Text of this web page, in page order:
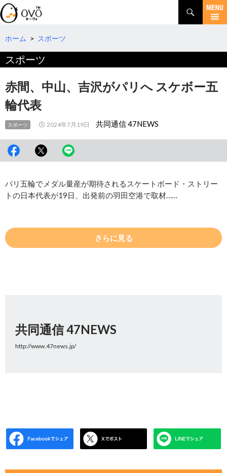
検
索
コ
テ
へ
動
ホーム > スポーツ
スポーツ
赤間、中山、吉沢がパリへ スケボー五
輪代表
スポーツ 2024年7月19日 共同通信 47NEWS
パリ五輪でメダル量産が期待されるスケートボード・ストリー
トの日本代表が19日、出発前の羽田空港で取材……
さらに見る
共同通信 47NEWS
http://www.47news.jp/